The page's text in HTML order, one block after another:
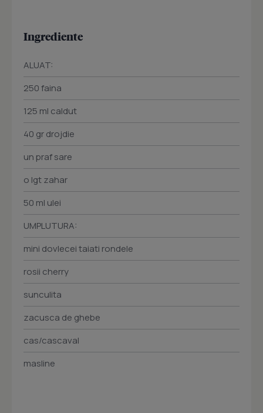
Ingrediente
ALUAT:
250 faina
125 ml caldut
40 gr drojdie
un praf sare
o lgt zahar
50 ml ulei
UMPLUTURA:
mini dovlecei taiati rondele
rosii cherry
sunculita
zacusca de ghebe
cas/cascaval
masline